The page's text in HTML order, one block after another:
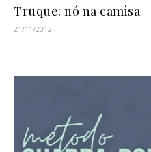
Truque: nó na camisa
21/11/2012